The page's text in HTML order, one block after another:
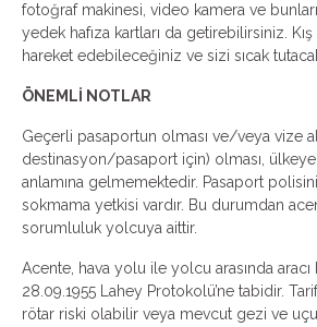
fotoğraf makinesi, video kamera ve
yedek hafıza kartları da getirebilirsiniz.
hareket edebileceğiniz ve sizi sıcak
ÖNEMLİ NOTLAR
Geçerli pasaportun olması ve/veya vize
destinasyon/pasaport için) olması,
anlamına gelmemektedir. Pasaport
sokmama yetkisi vardır. Bu durumdan
sorumluluk yolcuya aittir.
Acente, hava yolu ile yolcu arasında aracı
28.09.1955 Lahey Protokolü’ne tabidir.
rötar riski olabilir veya mevcut gezi ve